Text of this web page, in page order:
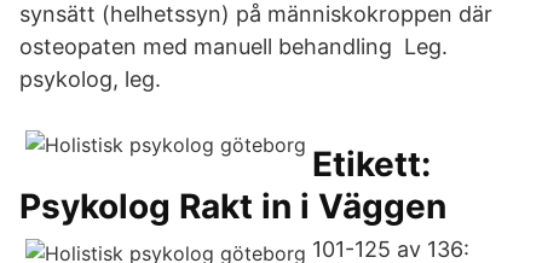
synsätt (helhetssyn) på människokroppen där
osteopaten med manuell behandling Leg.
psykolog, leg.
Etikett:
Psykolog Rakt in i Väggen
101-125 av 136: